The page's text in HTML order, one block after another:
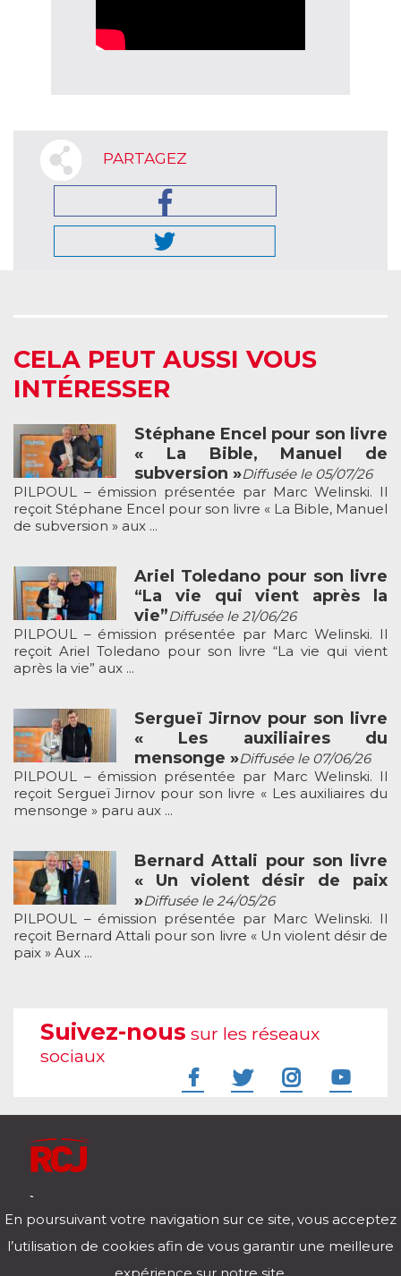
PARTAGEZ
CELA PEUT AUSSI VOUS
INTÉRESSER
Stéphane Encel pour son livre
« La Bible, Manuel de
subversion »Diffusée le 05/07/26
PILPOUL – émission présentée par Marc Welinski. Il
reçoit Stéphane Encel pour son livre « La Bible, Manuel
de subversion » aux ...
Ariel Toledano pour son livre
“La vie qui vient après la
vie”Diffusée le 21/06/26
PILPOUL – émission présentée par Marc Welinski. Il
reçoit Ariel Toledano pour son livre “La vie qui vient
après la vie” aux ...
Sergueï Jirnov pour son livre
« Les auxiliaires du
mensonge »Diffusée le 07/06/26
PILPOUL – émission présentée par Marc Welinski. Il
reçoit Sergueï Jirnov pour son livre « Les auxiliaires du
mensonge » paru aux ...
Bernard Attali pour son livre
« Un violent désir de paix
»Diffusée le 24/05/26
PILPOUL – émission présentée par Marc Welinski. Il
reçoit Bernard Attali pour son livre « Un violent désir de
paix » Aux ...
Suivez-nous sur les réseaux
sociaux
Télécharger notre application pour iOs et Android
En poursuivant votre navigation sur ce site, vous acceptez
l’utilisation de cookies afin de vous garantir une meilleure